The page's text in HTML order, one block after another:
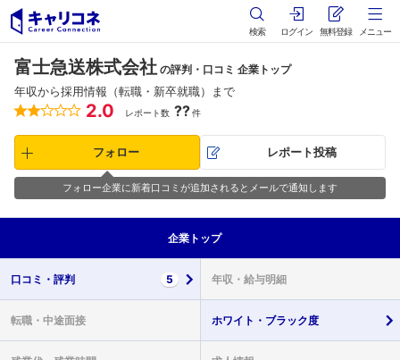
検索 ログイン 無料登録 メニュー
富士急送株式会社 の評判・口コミ 企業トップ
年収から採用情報（転職・新卒就職）まで
2.0 レポート数 ??件
フォロー レポート投稿
フォロー企業に新着口コミが追加されるとメールで通知します
企業 トップ
口コミ・ 評判 5 年収・ 給与明細
転職・ 中途面接 ホワイト・ ブラック度